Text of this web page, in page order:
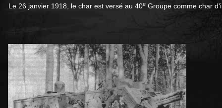
Le 26 janvier 1918, le char est versé au 40e Groupe comme char